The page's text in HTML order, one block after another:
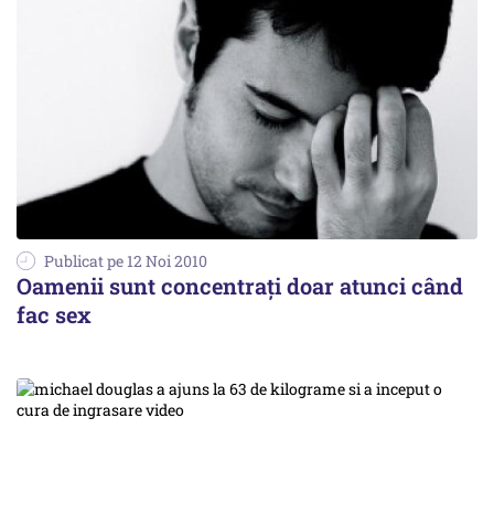
Publicat pe 12 Noi 2010
Oamenii sunt concentraţi doar atunci când
fac sex